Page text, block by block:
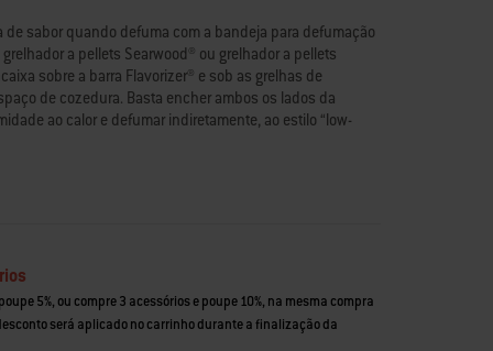
sabor quando defuma com a bandeja para defumação
a pellets Searwood® ou grelhador a pellets
sobre a barra Flavorizer® e sob as grelhas de
de cozedura. Basta encher ambos os lados da
ao calor e defumar indiretamente, ao estilo “low-
ao estilo “low and slow”
e concebida para durar
5%, ou compre 3 acessórios e poupe 10%, na mesma compra
será aplicado no carrinho durante a finalização da